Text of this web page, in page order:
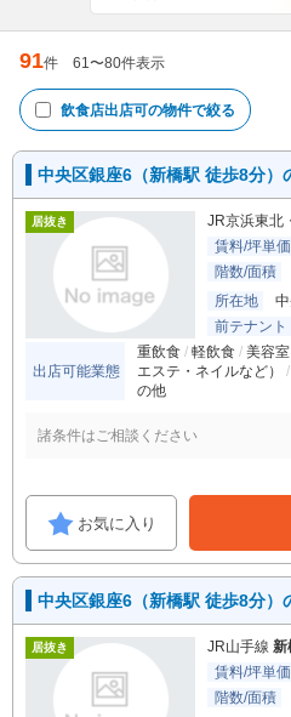
91件 61〜80件表示
飲食店出店可の物件で絞る
中央区銀座6（新橋駅 徒歩8分）
居抜き JR京浜東北
賃料/坪単価
階数/面積
所在地
前テナント
出店可能業態
重飲食 軽飲食 美容
エステ・ネイルなど）
の他
諸条件はご相談ください
お気に入り
中央区銀座6（新橋駅 徒歩8分）
居抜き JR山手線 新
賃料/坪単価
階数/面積